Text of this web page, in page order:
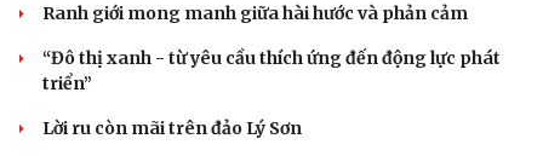
Ranh giới mong manh giữa hài hước và phản cảm
“Đô thị xanh - từ yêu cầu thích ứng đến động lực phát
triển”
Lời ru còn mãi trên đảo Lý Sơn